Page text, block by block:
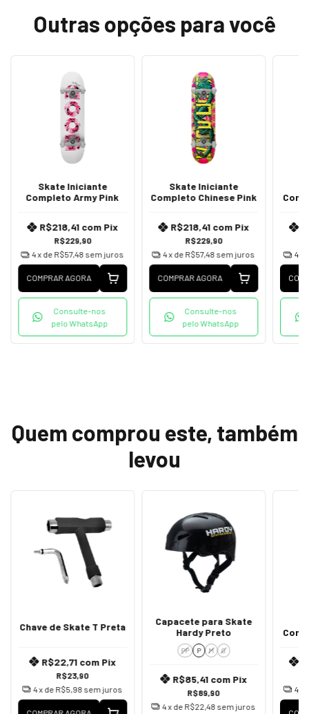
Outras opções para você
Skate Iniciante
Completo Army Pink
R$229,90
R$218,41 com Pix
4x de R$57,48 sem juros
COMPRAR AGORA
Consulte-nos
pelo WhatsApp
Skate Iniciante
Completo Chinese Pink
R$229,90
R$218,41 com Pix
4x de R$57,48 sem juros
COMPRAR AGORA
Consulte-nos
pelo WhatsApp
4
Quem comprou este, também
levou
Chave de Skate T Preta
R$23,90
R$22,71 com Pix
4x de R$5,98 sem juros
Capacete para Skate
Hardy Preto
PP P M G
R$89,90
R$85,41 com Pix
4x de R$22,48 sem juros
4